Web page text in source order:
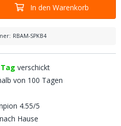
In den Warenkorb
: RBAM-SPKB4
verschickt
von 100 Tagen
4.55/5
Hause